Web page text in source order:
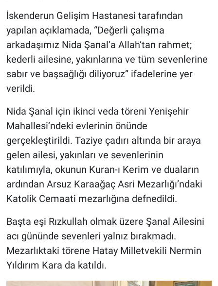
İskenderun Gelişim Hastanesi tarafından
yapılan açıklamada, “Değerli çalışma
arkadaşımız Nida Şanal’a Allah’tan rahmet;
kederli ailesine, yakınlarına ve tüm sevenlerine
sabır ve başsağlığı diliyoruz” ifadelerine yer
verildi.
Nida Şanal için ikinci veda töreni Yenişehir
Mahallesi’ndeki evlerinin önünde
gerçekleştirildi. Taziye çadırı altında bir araya
gelen ailesi, yakınları ve sevenlerinin
katılımıyla, okunun Kuran-ı Kerim ve duaların
ardından Arsuz Karaağaç Asri Mezarlığı’ndaki
Katolik Cemaati mezarlığına defnedildi.
Başta eşi Rızkullah olmak üzere Şanal Ailesini
acı gününde sevenleri yalnız bırakmadı.
Mezarlıktaki törene Hatay Milletvekili Nermin
Yıldırım Kara da katıldı.